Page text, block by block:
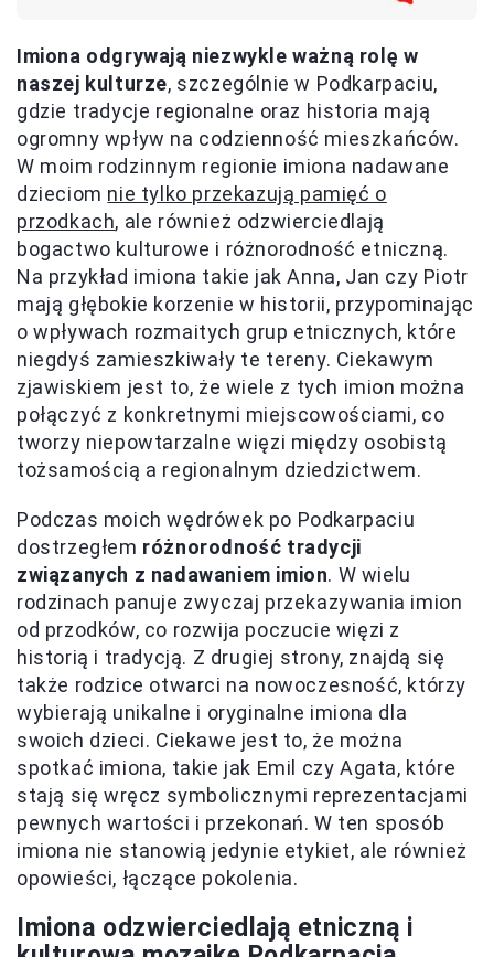
Imiona odgrywają niezwykle ważną rolę w
naszej kulturze, szczególnie w Podkarpaciu,
gdzie tradycje regionalne oraz historia mają
ogromny wpływ na codzienność mieszkańców.
W moim rodzinnym regionie imiona nadawane
dzieciom nie tylko przekazują pamięć o
przodkach, ale również odzwierciedlają
bogactwo kulturowe i różnorodność etniczną.
Na przykład imiona takie jak Anna, Jan czy Piotr
mają głębokie korzenie w historii, przypominając
o wpływach rozmaitych grup etnicznych, które
niegdyś zamieszkiwały te tereny. Ciekawym
zjawiskiem jest to, że wiele z tych imion można
połączyć z konkretnymi miejscowościami, co
tworzy niepowtarzalne więzi między osobistą
tożsamością a regionalnym dziedzictwem.
Podczas moich wędrówek po Podkarpaciu
dostrzegłem różnorodność tradycji
związanych z nadawaniem imion. W wielu
rodzinach panuje zwyczaj przekazywania imion
od przodków, co rozwija poczucie więzi z
historią i tradycją. Z drugiej strony, znajdą się
także rodzice otwarci na nowoczesność, którzy
wybierają unikalne i oryginalne imiona dla
swoich dzieci. Ciekawe jest to, że można
spotkać imiona, takie jak Emil czy Agata, które
stają się wręcz symbolicznymi reprezentacjami
pewnych wartości i przekonań. W ten sposób
imiona nie stanowią jedynie etykiet, ale również
opowieści, łączące pokolenia.
Imiona odzwierciedlają etniczną i